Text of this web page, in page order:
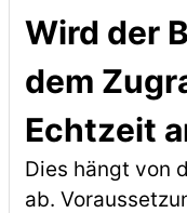
Wird der
dem
Echtzeit
Dies hängt von
ab.